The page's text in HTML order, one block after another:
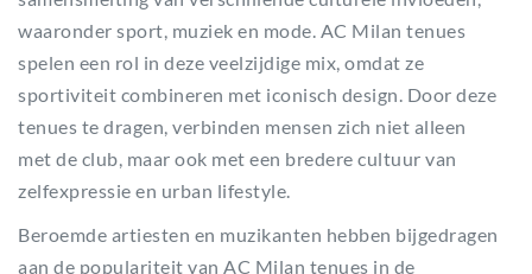
waaronder sport, muziek en mode. AC Milan tenues
spelen een rol in deze veelzijdige mix, omdat ze
sportiviteit combineren met iconisch design. Door deze
tenues te dragen, verbinden mensen zich niet alleen
met de club, maar ook met een bredere cultuur van
zelfexpressie en urban lifestyle.
Beroemde artiesten en muzikanten hebben bijgedragen
aan de populariteit van AC Milan tenues in de